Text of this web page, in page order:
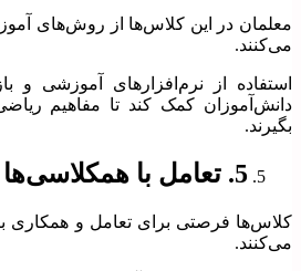
معلمان در این کلاس‌ها از روش‌های
می‌کنند.
استفاده از نرم‌افزارهای آموزشی و
دانش‌آموزان کمک کند تا مفاهیم
بگیرند.
5. تعامل با همکلاسی‌ها
کلاس‌ها فرصتی برای تعامل و همکاری
می‌کنند.